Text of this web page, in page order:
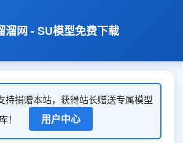
溜网 - SU模型免费下载
持捐赠本站，获得站长赠送专属模型
库！
用户中心